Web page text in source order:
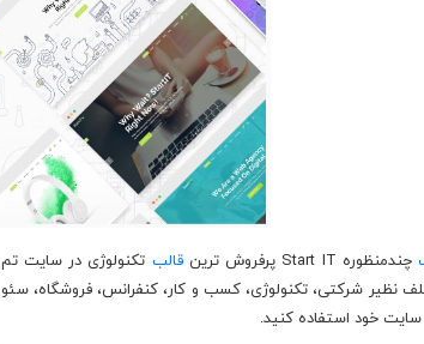
چندمنظوره Start IT پرفروش ترین قالب تکنولوژی در سایت
نظیر شرکتی، تکنولوژی، کسب و کار، کنفرانس، فروشگاه،
خود استفاده کنید.